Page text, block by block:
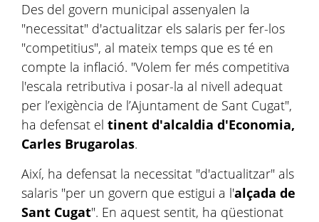
Des del govern municipal assenyalen la
"necessitat" d'actualitzar els salaris per fer-los
"competitius", al mateix temps que es té en
compte la inflació. "Volem fer més competitiva
l'escala retributiva i posar-la al nivell adequat
per l’exigència de l’Ajuntament de Sant Cugat",
ha defensat el tinent d'alcaldia d'Economia,
Carles Brugarolas.
Així, ha defensat la necessitat "d'actualitzar" als
salaris "per un govern que estigui a l'alçada de
Sant Cugat". En aquest sentit, ha qüestionat